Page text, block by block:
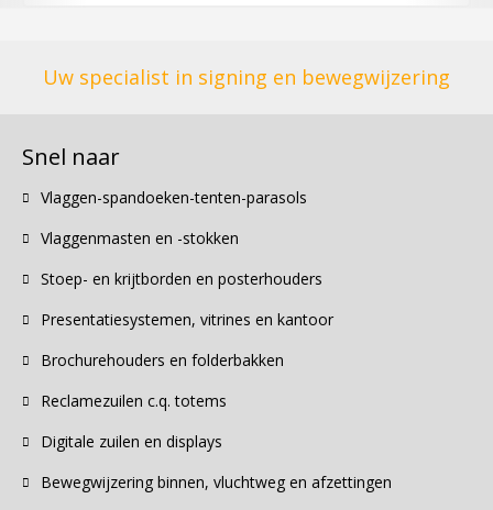
Uw specialist in signing en bewegwijzering
Snel naar
Vlaggen-spandoeken-tenten-parasols
Vlaggenmasten en -stokken
Stoep- en krijtborden en posterhouders
Presentatiesystemen, vitrines en kantoor
Brochurehouders en folderbakken
Reclamezuilen c.q. totems
Digitale zuilen en displays
Bewegwijzering binnen, vluchtweg en afzettingen